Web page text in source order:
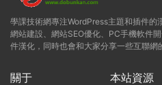
學課技術網專注WordPress主題和插件的
網站建設、網站SEO優化、PC手機軟件
件漢化，同時也會和大家分享一些互聯網
關于 本站資源